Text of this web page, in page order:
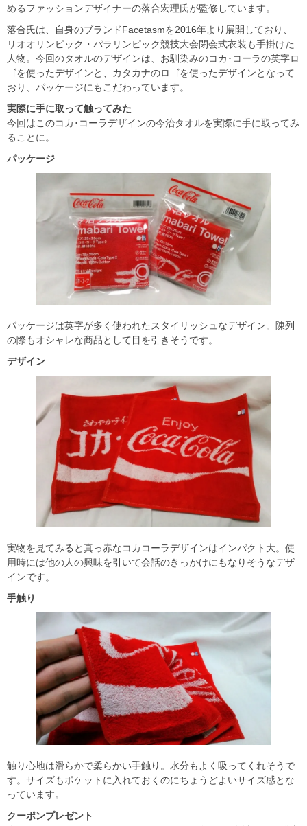
めるファッションデザイナーの落合宏理氏が監修しています。
落合氏は、自身のブランドFacetasmを2016年より展開しており、
リオオリンピック・パラリンピック競技大会閉会式衣装も手掛けた
人物。今回のタオルのデザインは、お馴染みのコカ･コーラの英字ロ
ゴを使ったデザインと、カタカナのロゴを使ったデザインとなって
おり、パッケージにもこだわっています。
実際に手に取って触ってみた
今回はこのコカ･コーラデザインの今治タオルを実際に手に取ってみ
ることに。
パッケージ
パッケージは英字が多く使われたスタイリッシュなデザイン。陳列
の際もオシャレな商品として目を引きそうです。
デザイン
実物を見てみると真っ赤なコカコーラデザインはインパクト大。使
用時には他の人の興味を引いて会話のきっかけにもなりそうなデザ
インです。
手触り
触り心地は滑らかで柔らかい手触り。水分もよく吸ってくれそうで
す。サイズもポケットに入れておくのにちょうどよいサイズ感とな
っています。
クーポンプレゼント